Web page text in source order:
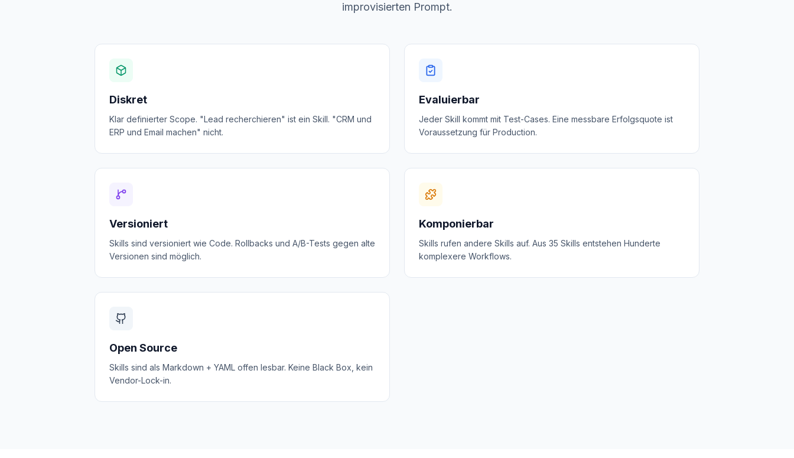
improvisierten Prompt.
Diskret
Klar definierter Scope. "Lead recherchieren" ist ein Skill. "CRM und
ERP und Email machen" nicht.
Evaluierbar
Jeder Skill kommt mit Test-Cases. Eine messbare Erfolgsquote ist
Voraussetzung für Production.
Versioniert
Skills sind versioniert wie Code. Rollbacks und A/B-Tests gegen alte
Versionen sind möglich.
Komponierbar
Skills rufen andere Skills auf. Aus 35 Skills entstehen Hunderte
komplexere Workflows.
Open Source
Skills sind als Markdown + YAML offen lesbar. Keine Black Box, kein
Vendor-Lock-in.